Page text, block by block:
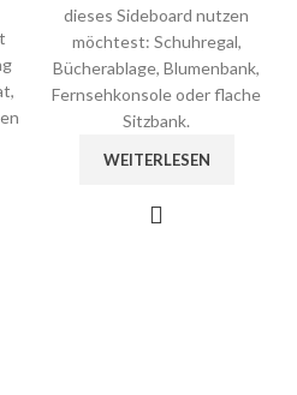
dieses Sideboard nutzen
möchtest: Schuhregal,
Bücherablage, Blumenbank,
Fernsehkonsole oder flache
Sitzbank.
WEITERLESEN